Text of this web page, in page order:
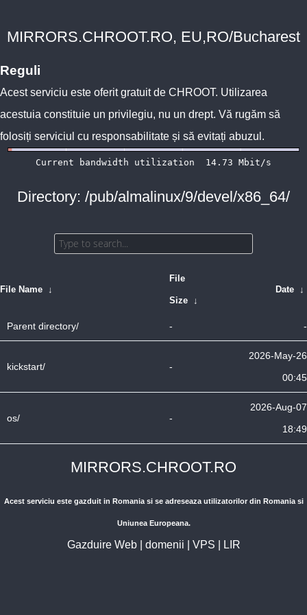
MIRRORS.CHROOT.RO, EU,RO/Bucharest
Reguli
Acest serviciu este oferit gratuit de CHROOT. Utilizarea
acestuia constituie un privilegiu, nu un drept. Vă rugăm să
folosiți serviciul cu responsabilitate și să evitați abuzul.
Directory: /pub/almalinux/9/devel/x86_64/
File Name ↓
File
Size ↓
Date ↓
Parent directory/ - -
kickstart/ -
2026-May-26
00:45
os/ -
2026-Aug-07
18:49
MIRRORS.CHROOT.RO
Acest serviciu este gazduit in Romania si se adreseaza utilizatorilor din Romania si
Uniunea Europeana.
Gazduire Web| domenii VPS LIR